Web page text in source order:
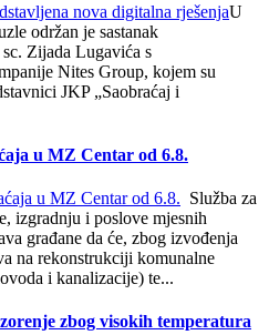
U
održan je sastanak
Zijada Lugavića s
Nites Group, kojem su
JKP „Saobraćaj i
u MZ Centar od 6.8.
Služba za
izgradnju i poslove mjesnih
građane da će, zbog izvođenja
na rekonstrukciji komunalne
i kanalizacije) te...
zbog visokih temperatura